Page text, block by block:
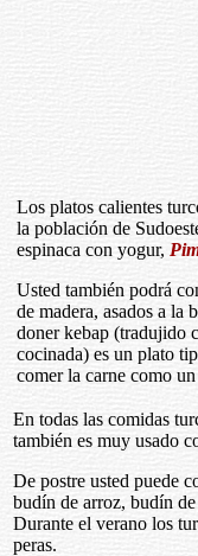
Los platos calientes
la población de
espinaca con yogur,
Usted también podrá
de madera, asados a la
doner kebap (tradujido
cocinada) es un plato
comer la carne como
En todas las comidas
también es muy usado
De postre usted puede
budín de arroz, budín
Durante el verano los
peras.